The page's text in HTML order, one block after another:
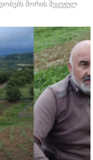
შორის შეყუჟულ